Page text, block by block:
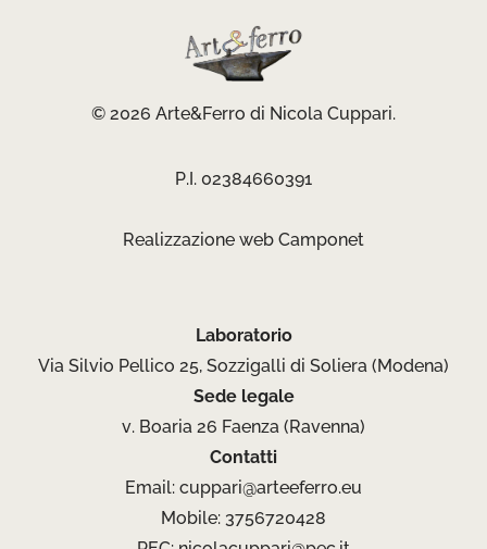
© 2026 Arte&Ferro di Nicola Cuppari.
P.I. 02384660391
Realizzazione web Camponet
Laboratorio
Via Silvio Pellico 25, Sozzigalli di Soliera (Modena)
Sede legale
v. Boaria 26 Faenza (Ravenna)
Contatti
Email: cuppari@arteeferro.eu
Mobile: 3756720428